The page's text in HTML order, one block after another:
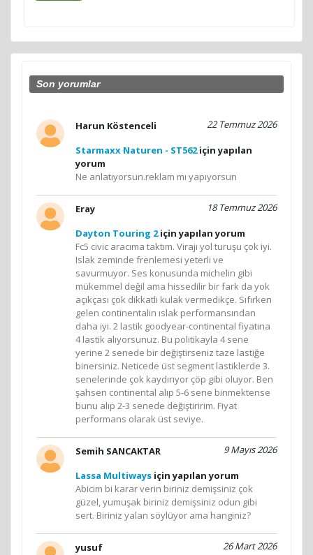
Son yorumlar
22 Temmuz 2026
Harun Köstenceli
Starmaxx Naturen - ST562için yapılan
yorum
Ne anlatıyorsun.reklam mı yapıyorsun
18 Temmuz 2026
Eray
Dayton Touring 2için yapılan yorum
Fc5 civic aracıma taktım. Virajı yol turuşu çok iyi.
Islak zeminde frenlemesi yeterli ve
savurmuyor. Ses konusunda michelin gibi
mükemmel değil ama hissedilir bir fark da yok
açıkçası çok dikkatli kulak vermedikçe. Sıfırken
gelen continentalin ıslak performansından
daha iyi. 2 lastik goodyear-continental fiyatına
4 lastik alıyorsunuz. Bu politikayla 4 sene
yerine 2 senede bir değiştirseniz taze lastiğe
binersiniz. Neticede üst segment lastiklerde 3.
senelerinde çok kaydırıyor çöp gibi oluyor. Ben
şahsen continental alıp 5-6 sene binmektense
bunu alıp 2-3 senede değiştiririm. Fiyat
performans olarak üst seviye.
9 Mayıs 2026
Semih SANCAKTAR
Lassa Multiways için yapılan yorum
Abicim bi karar verin biriniz demişsiniz çok
güzel, yumuşak biriniz demişsiniz odun gibi
sert. Biriniz yalan söylüyor ama hanginiz?
26 Mart 2026
yusuf